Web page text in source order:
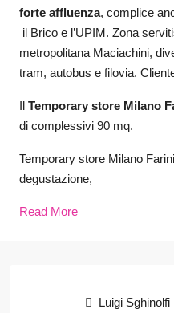
forte affluenza, complice
il Brico e l’UPIM. Zona
metropolitana Maciachini,
tram, autobus e filovia.
Il Temporary store Milano
di complessivi 90 mq.
Temporary store Milano
degustazione,
Read More
Luigi Sghinolfi